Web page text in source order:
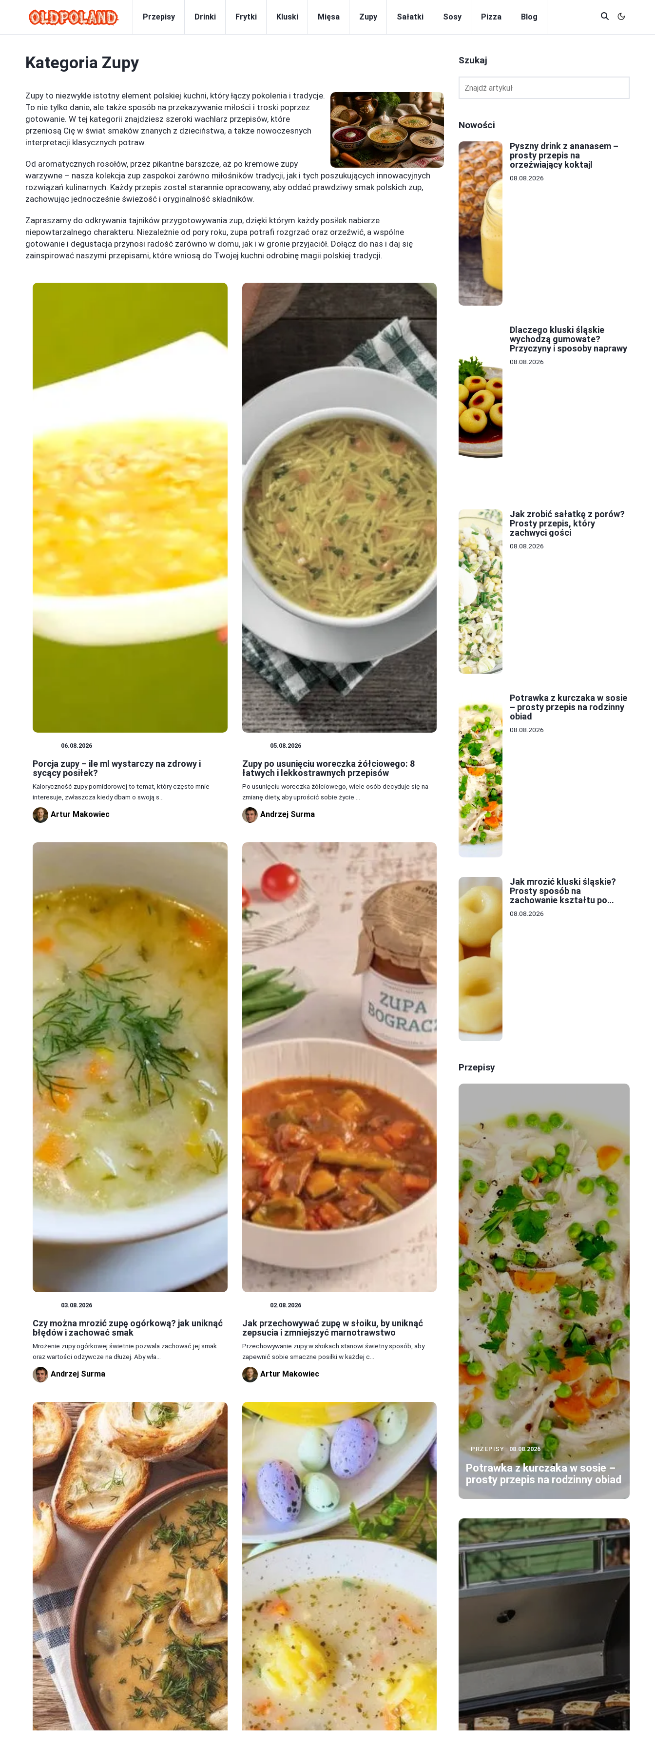
Przepisy Drinki Frytki Kluski Mięsa Zupy Sałatki Sosy Pizza Blog
Kategoria Zupy
Zupy to niezwykle istotny element polskiej kuchni, który łączy pokolenia i tradycje.
To nie tylko danie, ale także sposób na przekazywanie miłości i troski poprzez
gotowanie. W tej kategorii znajdziesz szeroki wachlarz przepisów, które
przeniosą Cię w świat smaków znanych z dzieciństwa, a także nowoczesnych
interpretacji klasycznych potraw.
Od aromatycznych rosołów, przez pikantne barszcze, aż po kremowe zupy
warzywne – nasza kolekcja zup zaspokoi zarówno miłośników tradycji, jak i tych poszukujących innowacyjnych
rozwiązań kulinarnych. Każdy przepis został starannie opracowany, aby oddać prawdziwy smak polskich zup,
zachowując jednocześnie świeżość i oryginalność składników.
Zapraszamy do odkrywania tajników przygotowywania zup, dzięki którym każdy posiłek nabierze
niepowtarzalnego charakteru. Niezależnie od pory roku, zupa potrafi rozgrzać oraz orzeźwić, a wspólne
gotowanie i degustacja przynosi radość zarówno w domu, jak i w gronie przyjaciół. Dołącz do nas i daj się
zainspirować naszymi przepisami, które wniosą do Twojej kuchni odrobinę magii polskiej tradycji.
06.08.2026
Porcja zupy – ile ml wystarczy na zdrowy i
sycący posiłek?
Kaloryczność zupy pomidorowej to temat, który często mnie
interesuje, zwłaszcza kiedy dbam o swoją s...
Artur Makowiec
05.08.2026
Zupy po usunięciu woreczka żółciowego: 8
łatwych i lekkostrawnych przepisów
Po usunięciu woreczka żółciowego, wiele osób decyduje się na
zmianę diety, aby uprościć sobie życie ...
Andrzej Surma
03.08.2026
Czy można mrozić zupę ogórkową? jak uniknąć
błędów i zachować smak
Mrożenie zupy ogórkowej świetnie pozwala zachować jej smak
oraz wartości odżywcze na dłużej. Aby wła...
Andrzej Surma
02.08.2026
Jak przechowywać zupę w słoiku, by uniknąć
zepsucia i zmniejszyć marnotrawstwo
Przechowywanie zupy w słoikach stanowi świetny sposób, aby
zapewnić sobie smaczne posiłki w każdej c...
Artur Makowiec
Szukaj
Nowości
Pyszny drink z ananasem –
prosty przepis na
orzeźwiający koktajl
08.08.2026
Dlaczego kluski śląskie
wychodzą gumowate?
Przyczyny i sposoby naprawy
08.08.2026
Jak zrobić sałatkę z porów?
Prosty przepis, który
zachwyci gości
08.08.2026
Potrawka z kurczaka w sosie
– prosty przepis na rodzinny
obiad
08.08.2026
Jak mrozić kluski śląskie?
Prosty sposób na
zachowanie kształtu po
odmrożeniu
08.08.2026
Przepisy
PRZEPISY 08.08.2026
Potrawka z kurczaka w sosie –
prosty przepis na rodzinny obiad